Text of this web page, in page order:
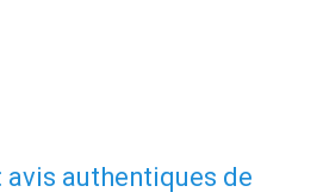
avis authentiques de